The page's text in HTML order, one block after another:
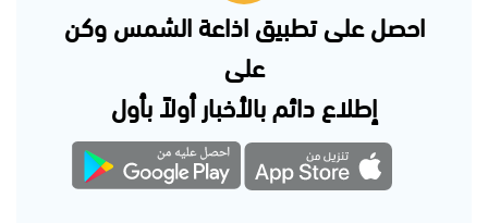
احصل على تطبيق اذاعة الشمس وكن
على
إطلاع دائم بالأخبار أولاً بأول